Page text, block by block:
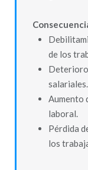
de los
Deterioro
salariales.
Aumento
laboral.
Pérdida
los